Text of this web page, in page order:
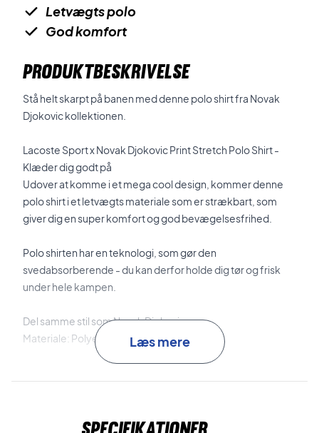
Letvægts polo
God komfort
PRODUKTBESKRIVELSE
Stå helt skarpt på banen med denne polo shirt fra Novak
Djokovic kollektionen.
Lacoste Sport x Novak Djokovic Print Stretch Polo Shirt -
Klæder dig godt på
Udover at komme i et mega cool design, kommer denne
polo shirt i et letvægts materiale som er strækbart, som
giver dig en super komfort og god bevægelsesfrihed.
Polo shirten har en teknologi, som gør den
svedabsorberende - du kan derfor holde dig tør og frisk
under hele kampen.
Del samme stil som Novak Djokovic
Materiale: Polyester og elastane
Læs mere